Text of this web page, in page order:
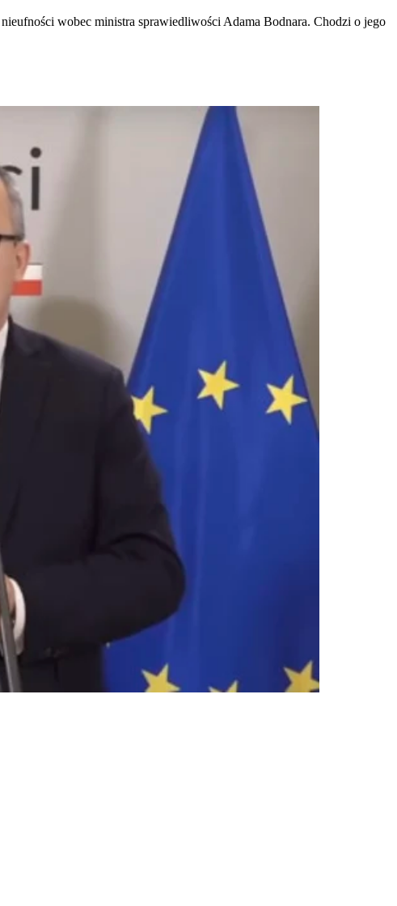
wobec ministra sprawiedliwości Adama Bodnara. Chodzi o jego